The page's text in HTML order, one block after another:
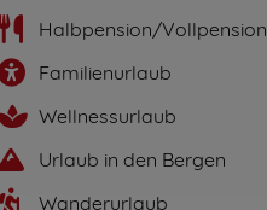
Halbpension/Vollpension
Familienurlaub
Wellnessurlaub
Urlaub in den Bergen
Wanderurlaub